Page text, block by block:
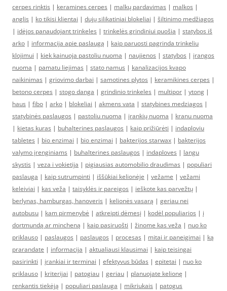
cerpes rinktis | keramines cerpes | malkų pardavimas | malkos |
anglis | ko tikisi klientai | dujų silikatiniai blokeliai | šiltinimo medžiagos
| idėjos panaudojant trinkeles | trinkelės grindiniui puošia | statybos iš
arko | informacija apie paslaugą | kaip paruosti pagrinda trinkeliu
klojimui | kiek kainuoja pastoliu nuoma | naujienos | statybos | įrangos
nuoma | pamatu liejimas | stato namus | kanalizacijos kvapo
naikinimas | griovimo darbai | samotines plytos | keramikines cerpes |
betono cerpes | stogo danga | grindinio trinkeles | multipor | ytong |
haus | fibo | arko | blokeliai | akmens vata | statybines medziagos |
statybinės paslaugos | pastoliu nuoma | įrankių nuoma | kranu nuoma
| kietas kuras | buhalterines paslaugos | kaip prižiūrėti | indaploviu
tabletes | bio enzimai | bio enzimai | bakterijos starwax | bakterijos
valymo įrenginiams | buhalterines paslaugos | indaploves | langu
skystis | veza i vokietija | pigiausias automobilio draudimas | populiari
paslauga | kaip sutrumpinti | iššūkiai kelionėje | vežame | vežami
keleiviai | kas veža | taisyklės ir pareigos | ieškote kas parvežtų |
berlynas, hamburgas, hanoveris | kelionės vasarą | geriau nei
autobusu | kam pirmenybė | atkreipti dėmesį | kodėl populiarios | į
dortmundą ar mincheną | kaip pasiruošti | žinome kas veža | nuo ko
priklauso | paslaugos | paslaugos | procesas | mitai ir paneigimai | ką
prarandate | informacija | aktualiausi klausimai | kaip teisingai
pasirinkti | įrankiai ir terminai | efektyvus būdas | epitetai | nuo ko
priklauso | kriterijai | patogiau | geriau | planuojate kelionę |
renkantis tiekėją | populiari paslauga | mikriukais | patogus